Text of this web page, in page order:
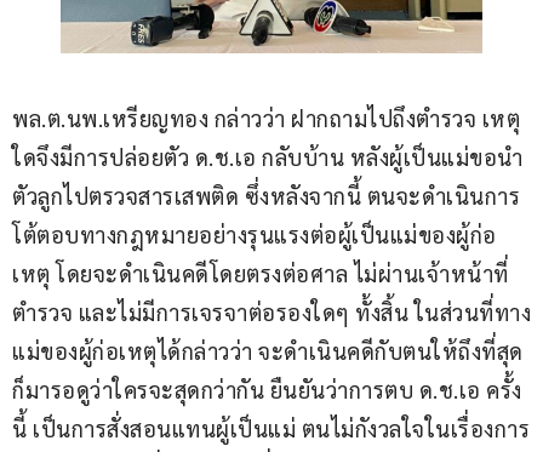
พล.ต.นพ.เหรียญทอง กล่าวว่า ฝากถามไปถึงตำรวจ เหตุ
ใดจึงมีการปล่อยตัว ด.ช.เอ กลับบ้าน หลังผู้เป็นแม่ขอนำ
ตัวลูกไปตรวจสารเสพติด ซึ่งหลังจากนี้ ตนจะดำเนินการ
โต้ตอบทางกฎหมายอย่างรุนแรงต่อผู้เป็นแม่ของผู้ก่อ
เหตุ โดยจะดำเนินคดีโดยตรงต่อศาล ไม่ผ่านเจ้าหน้าที่
ตำรวจ และไม่มีการเจรจาต่อรองใดๆ ทั้งสิ้น ในส่วนที่ทาง
แม่ของผู้ก่อเหตุได้กล่าวว่า จะดำเนินคดีกับตนให้ถึงที่สุด
ก็มารอดูว่าใครจะสุดกว่ากัน ยืนยันว่าการตบ ด.ช.เอ ครั้ง
นี้ เป็นการสั่งสอนแทนผู้เป็นแม่ ตนไม่กังวลใจในเรื่องการ